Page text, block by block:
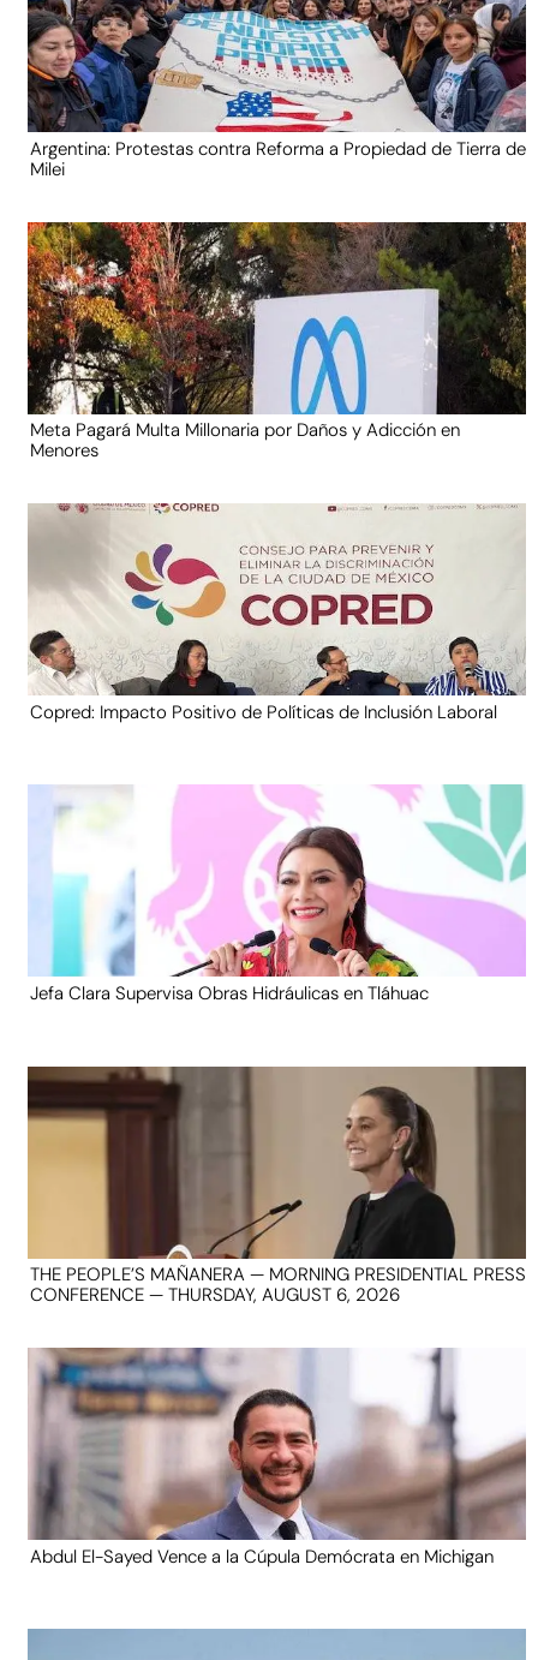
Argentina: Protestas contra Reforma a Propiedad de Tierra de
Milei
Meta Pagará Multa Millonaria por Daños y Adicción en
Menores
Copred: Impacto Positivo de Políticas de Inclusión Laboral
Jefa Clara Supervisa Obras Hidráulicas en Tláhuac
THE PEOPLE’S MAÑANERA — MORNING PRESIDENTIAL PRESS
CONFERENCE — THURSDAY, AUGUST 6, 2026
Abdul El-Sayed Vence a la Cúpula Demócrata en Michigan